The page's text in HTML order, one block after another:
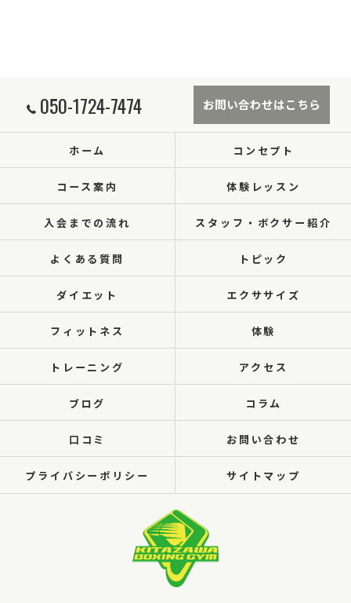
050-1724-7474 お問い合わせはこちら
ホーム コンセプト
コース案内 体験レッスン
入会までの流れ スタッフ・ボクサー紹介
よくある質問 トピック
ダイエット エクササイズ
フィットネス 体験
トレーニング アクセス
ブログ コラム
口コミ お問い合わせ
プライバシーポリシー サイトマップ